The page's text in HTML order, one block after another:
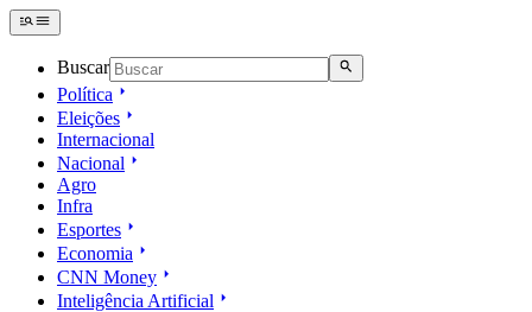
Buscar
Política
Eleições
Internacional
Nacional
Agro
Infra
Esportes
Economia
CNN Money
Inteligência Artificial